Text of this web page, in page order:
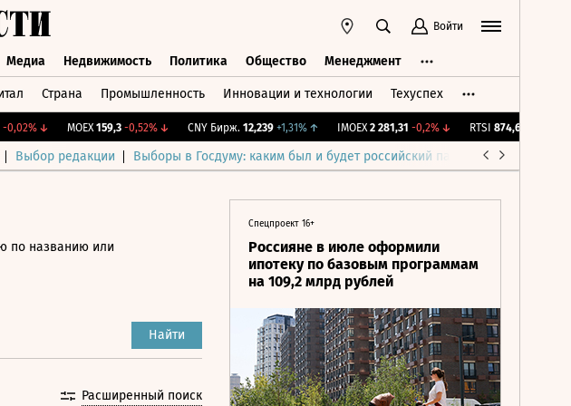
Войти
Медиа Недвижимость Политика Общество Менеджмент
Страна Промышленность Инновации и технологии Техуспех
↓ MOEX 159,3 -0,52%↓ CNY Бирж. 12,239 +1,31%↑ IMOEX 2 281,31 -0,2%↓ RTSI 874,64 -1,12%
Выбор редакции Выборы в Госдуму: каким был и будет российский парламент
по названию или
Найти
Расширенный поиск
Спецпроект 16+
Россияне в июле оформили
ипотеку по базовым программам
на 109,2 млрд рублей